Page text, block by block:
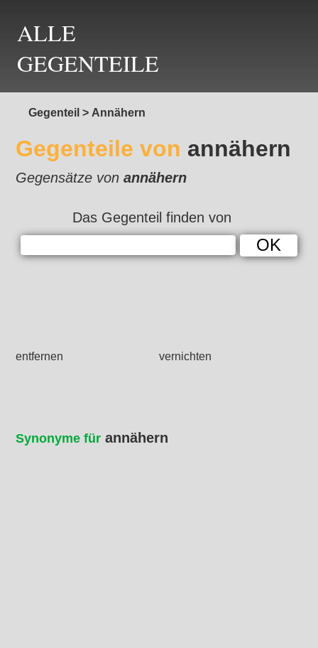
ALLE
GEGENTEILE
Gegenteil > Annähern
Gegenteile von annähern
Gegensätze vonannähern
Das Gegenteil finden von
entfernen vernichten
Synonyme für annähern